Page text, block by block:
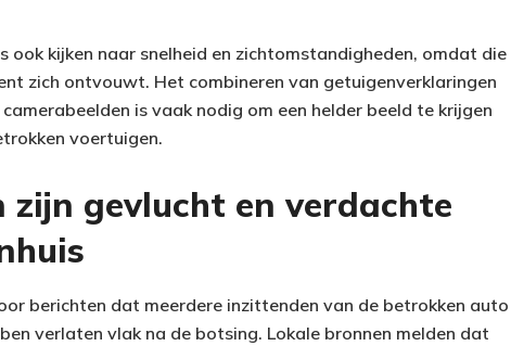
kijken naar snelheid en zichtomstandigheden, omdat die
zich ontvouwt. Het combineren van getuigenverklaringen
is vaak nodig om een helder beeld te krijgen
voertuigen.
zijn gevlucht en verdachte
berichten dat meerdere inzittenden van de betrokken auto
verlaten vlak na de botsing. Lokale bronnen melden dat